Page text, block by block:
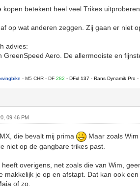
kopen betekent heel veel Trikes uitproberen.
op wat anderen zeggen. Zij gaan er niet
advies:
GreenSpeed Aero. De allermooiste en
- M5 CHR - DF282- DFxl 137 - Rans Dynamik Pro -
09:46 PM
die bevalt mij prima
Maar zoals
niet op de gangbare trikes past.
heeft overigens, net zoals die van Wim,
makkelijk je op en afstapt. Dat kan ook
of zo.